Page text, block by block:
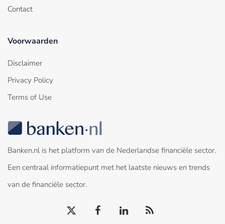
Contact
Voorwaarden
Disclaimer
Privacy Policy
Terms of Use
Banken.nl is het platform van de Nederlandse financiële sector.
Een centraal informatiepunt met het laatste nieuws en trends
van de financiële sector.